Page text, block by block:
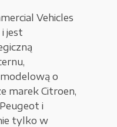
Vehicles
jest
modelową o
marek Citroen,
i
tylko w